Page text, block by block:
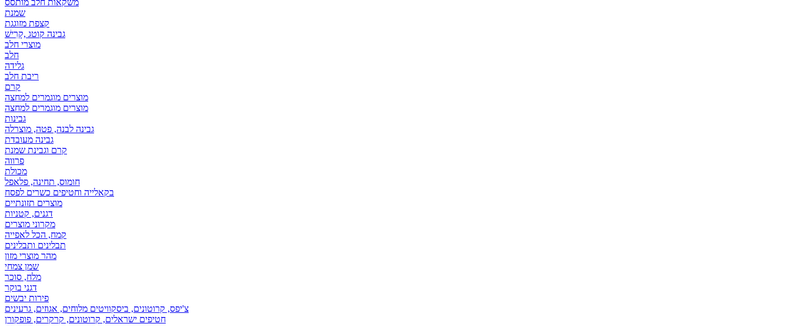
משקאות חלב מותסס
שמנת
קצפת מזוגגת
גבינה קוטג ,קָרִישׁ
מוצרי חלב
חלב
גלידה
ריבת חלב
קרם
מוצרים מוגמרים למחצה
מוצרים מוגמרים למחצה
גבינות
גבינה לבנה, פטה, מוצרלה
גבינה מעובדת
קרם וגבינת שמנת
פרווה
מכולת
חומוס, תחינה, פלאפל
בקאלייה וחטיפים כשרים לפסח
מוצרים תזונתיים
דגנים, קטניות
מקרוני מוצרים
קמח, הכל לאפייה
תבלינים ותבלינים
מהר מוצרי מזון
שמן צמחי
מלח, סוכר
דגני בוקר
פירות יבשים
צ'יפס, קרוטונים, ביסקוויטים מלוחים, אגוזים, גרעינים
חטיפים ישראלים, קרוטונים, קרקרים, פופקורן